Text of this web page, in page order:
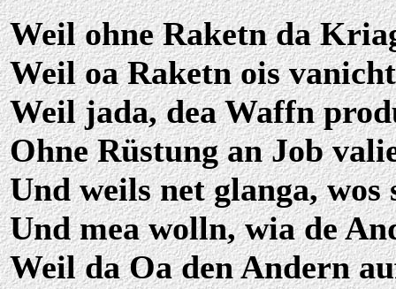
Weil ohne Raketn da
Weil oa Raketn ois
Weil jada, dea Waffn
Ohne Rüstung an Job
Und weils net glanga, wos
Und mea wolln, wia de
Weil da Oa den Andern